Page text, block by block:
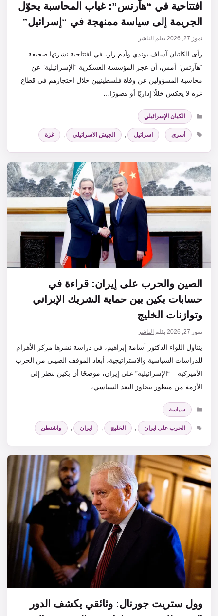
افتتاحية في “هآرتس”: غياب المحاسبة يحوّل
الجريمة إلى سياسة ممنهجة في “إسرائيل”
تموز 27, 2026 بقلم الناشر
رأى الكاتبان آساف بوندي وآدم راز، في افتتاحية نشرتها صحيفة
“هآرتس” أمس، أن عجز المؤسسة العسكرية “الإسرائيلية” عن
محاسبة المسؤولين عن وفاة فلسطينيين خلال احتجازهم في قطاع
غزة لا يعكس خللًا إداريًا أو قصورًا…
التصنيفات
الكيان الإسرائيلي
الوسوم
أسرى , اسرائيل , الجيش الاسرائيلي , غزة
الصين والحرب على إيران: قراءة في
حسابات بكين بين حماية الشريك الإيراني
وتوازنات الخليج
تموز 27, 2026 بقلم الناشر
يتناول اللواء الدكتور أسامة إبراهيم، في دراسة نشرها مركز الأهرام
للدراسات السياسية والاستراتيجية، أبعاد الموقف الصيني من الحرب
الأميركية – “الإسرائيلية” على إيران، موضحًا أن بكين تنظر إلى
الأزمة من منظور يتجاوز البعد السياسي،…
التصنيفات
سياسة
الوسوم
الحرب على ايران , الخليج , ايران , واشنطن
وول ستريت جورنال: وثائقي يكشف الدور